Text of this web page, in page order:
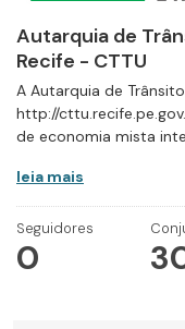
Autarquia de
Recife - CTTU
A Autarquia de
http://
de economia mista
leia mais
Seguidores
0